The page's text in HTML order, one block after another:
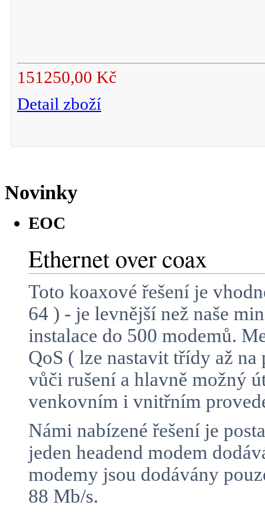
151250,00 Kč
Detail zboží
Novinky
EOC
Ethernet over coax
Toto koaxové řešení je
64 ) - je levnější než naše
instalace do 500 modemů.
QoS ( lze nastavit třídy až
vůči rušení a hlavně možný
venkovním i vnitřním
Námi nabízené řešení je
jeden headend modem
modemy jsou dodávány
88 Mb/s.